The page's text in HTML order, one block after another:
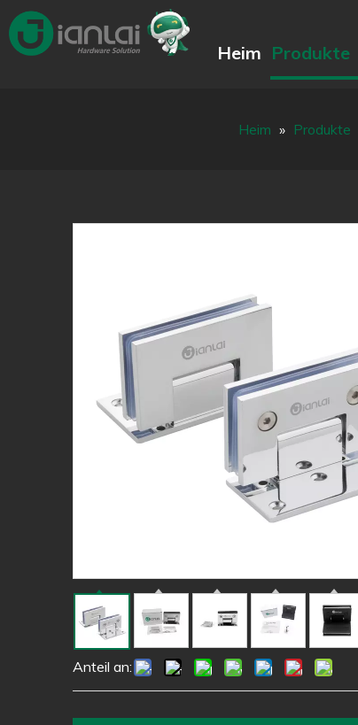
Heim Produkte
Heim » Produkte
Anteil an: